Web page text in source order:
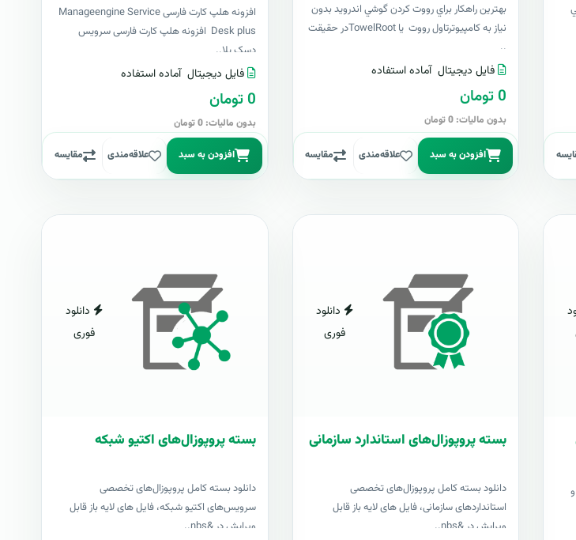
بهترين راهکار براي رووت کردن گوشي اندرويد بدون
نياز به کامپيوترتاول رووت يا TowelRootدر حقيقت
..
فایل دیجیتال آماده استفاده
0 تومان
بدون مالیات: 0 تومان
افزودن به سبد علاقه‌مندی مقایسه
افزونه هلپ کارت فارسی Manageengine Service
Desk plus افزونه هلپ کارت فارسی سرویس
دسک پلا..
فایل دیجیتال آماده استفاده
0 تومان
بدون مالیات: 0 تومان
افزودن به سبد علاقه‌مندی مقایسه
دانلود
فوری
بسته پروپوزال‌های استاندارد سازمانی
دانلود بسته کامل پروپوزال‌های تخصصی
استانداردهای سازمانی، فایل های لایه باز قابل
ویرایش در &nbs..
دانلود
فوری
بسته پروپوزال‌های اکتیو شبکه
دانلود بسته کامل پروپوزال‌های تخصصی
سرویس‌های اکتیو شبکه، فایل های لایه باز قابل
ویرایش در &nbs..